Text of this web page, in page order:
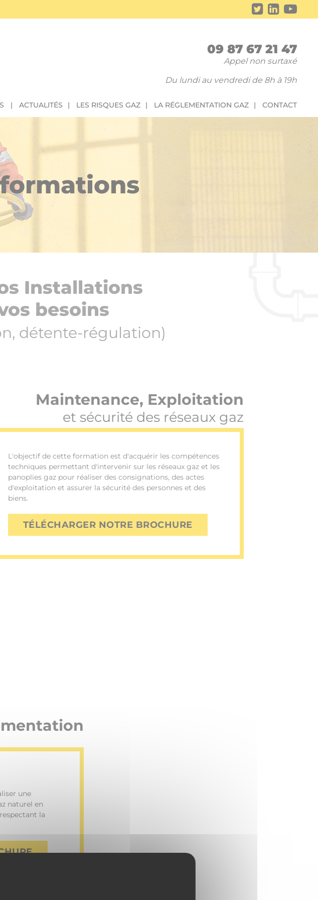
09 87 67 21 47
Appel non surtaxé
Du lundi au vendredi de 8h à 19h
ACTUALITÉS LES RISQUES GAZ LA RÉGLEMENTATION GAZ CONTACT
Installations
besoins
détente-régulation)
Maintenance, Exploitation
et sécurité des réseaux gaz
L'objectif de cette formation est d'acquérir les compétences
techniques permettant d'intervenir sur les réseaux gaz et les
panoplies gaz pour réaliser des consignations, des actes
d'exploitation et assurer la sécurité des personnes et des
biens.
TÉLÉCHARGER NOTRE BROCHURE
une
naturel en
la
une